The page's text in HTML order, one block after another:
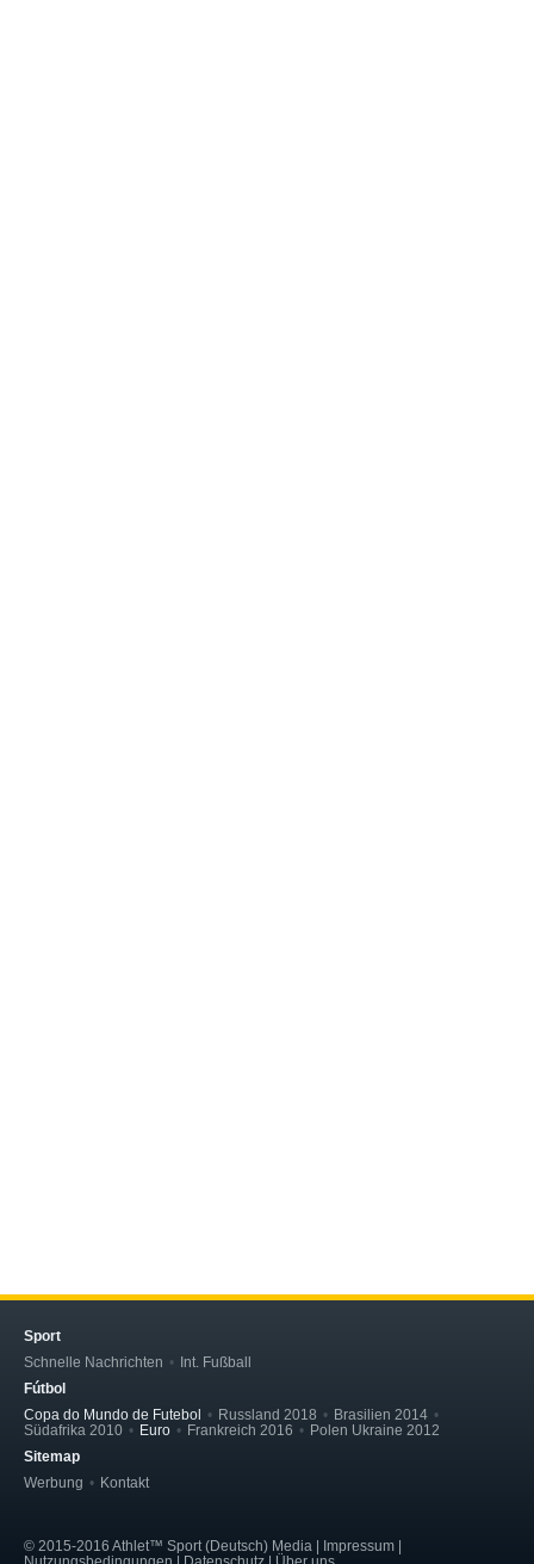
Sport
Schnelle Nachrichten
Int. Fußball
Fútbol
Copa do Mundo de Futebol
Russland 2018
Brasilien 2014
Südafrika 2010
Euro Frankreich 2016
Polen Ukraine 2012
Sitemap
Werbung
Kontakt
© 2015-2016 Athlet™ Sport (Deutsch) Media | Impressum |